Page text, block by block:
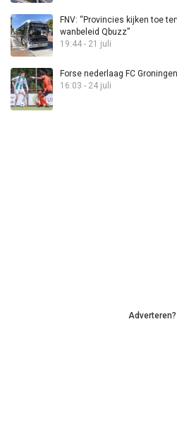
FNV: “Provincies kijken toe
wanbeleid Qbuzz”
19:44 - 21 juli
Forse nederlaag FC
16:03 - 24 juli
Adverteren?